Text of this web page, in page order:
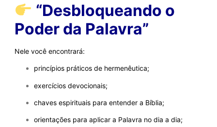
“Desbloqueando o
Poder da Palavra”
Nele você encontrará:
princípios práticos de hermenêutica;
exercícios devocionais;
chaves espirituais para entender a Bíblia;
orientações para aplicar a Palavra no dia a dia;